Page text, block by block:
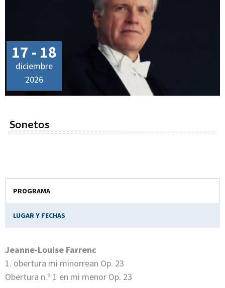
Sonetos
17 - 18
diciembre
2026
PROGRAMA
LUGAR Y FECHAS
Jeanne-Louise Farrenc
1. obertura mi minorrean Op. 23
Obertura n.º 1 en mi menor Op. 23